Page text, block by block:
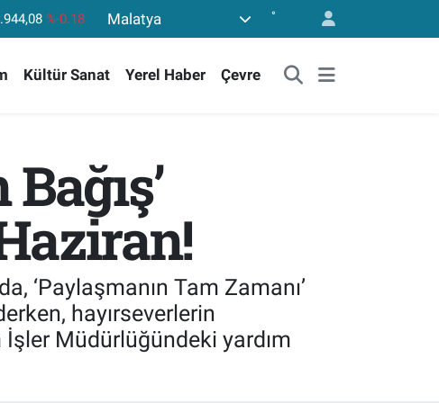
47,7436 %0.18
Malatya °
Kültür Sanat Yerel Haber Çevre
‘Paylaşmanın Tam Zamanı’
hayırseverlerin
Müdürlüğündeki yardım